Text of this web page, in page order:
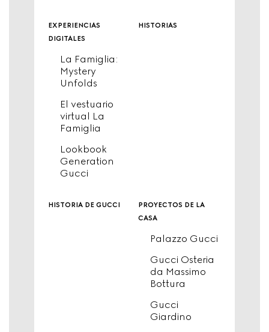
experiencias
digitales
La Famiglia:
Mystery
Unfolds
El vestuario
virtual La
Famiglia
Lookbook
Generation
Gucci
historias
historia de gucci
proyectos de la
casa
Palazzo Gucci
Gucci Osteria
da Massimo
Bottura
Gucci
Giardino